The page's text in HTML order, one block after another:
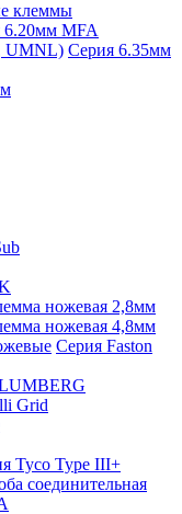
клеммы
6.20мм MFA
Серия 6.35мм
ножевая 2,8мм
ножевая 4,8мм
Серия Faston
Grid
Tyco Type III+
соединительная